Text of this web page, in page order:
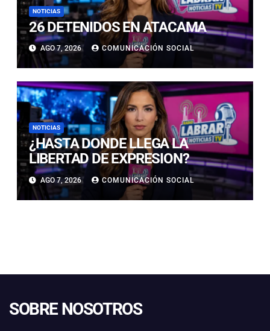
NOTICIAS
26 DETENIDOS EN ATACAMA
AGO 7, 2026 COMUNICACIÓN SOCIAL
NOTICIAS
¿HASTA DONDE LLEGA LA
LIBERTAD DE EXPRESION?
AGO 7, 2026 COMUNICACIÓN SOCIAL
SOBRE NOSOTROS